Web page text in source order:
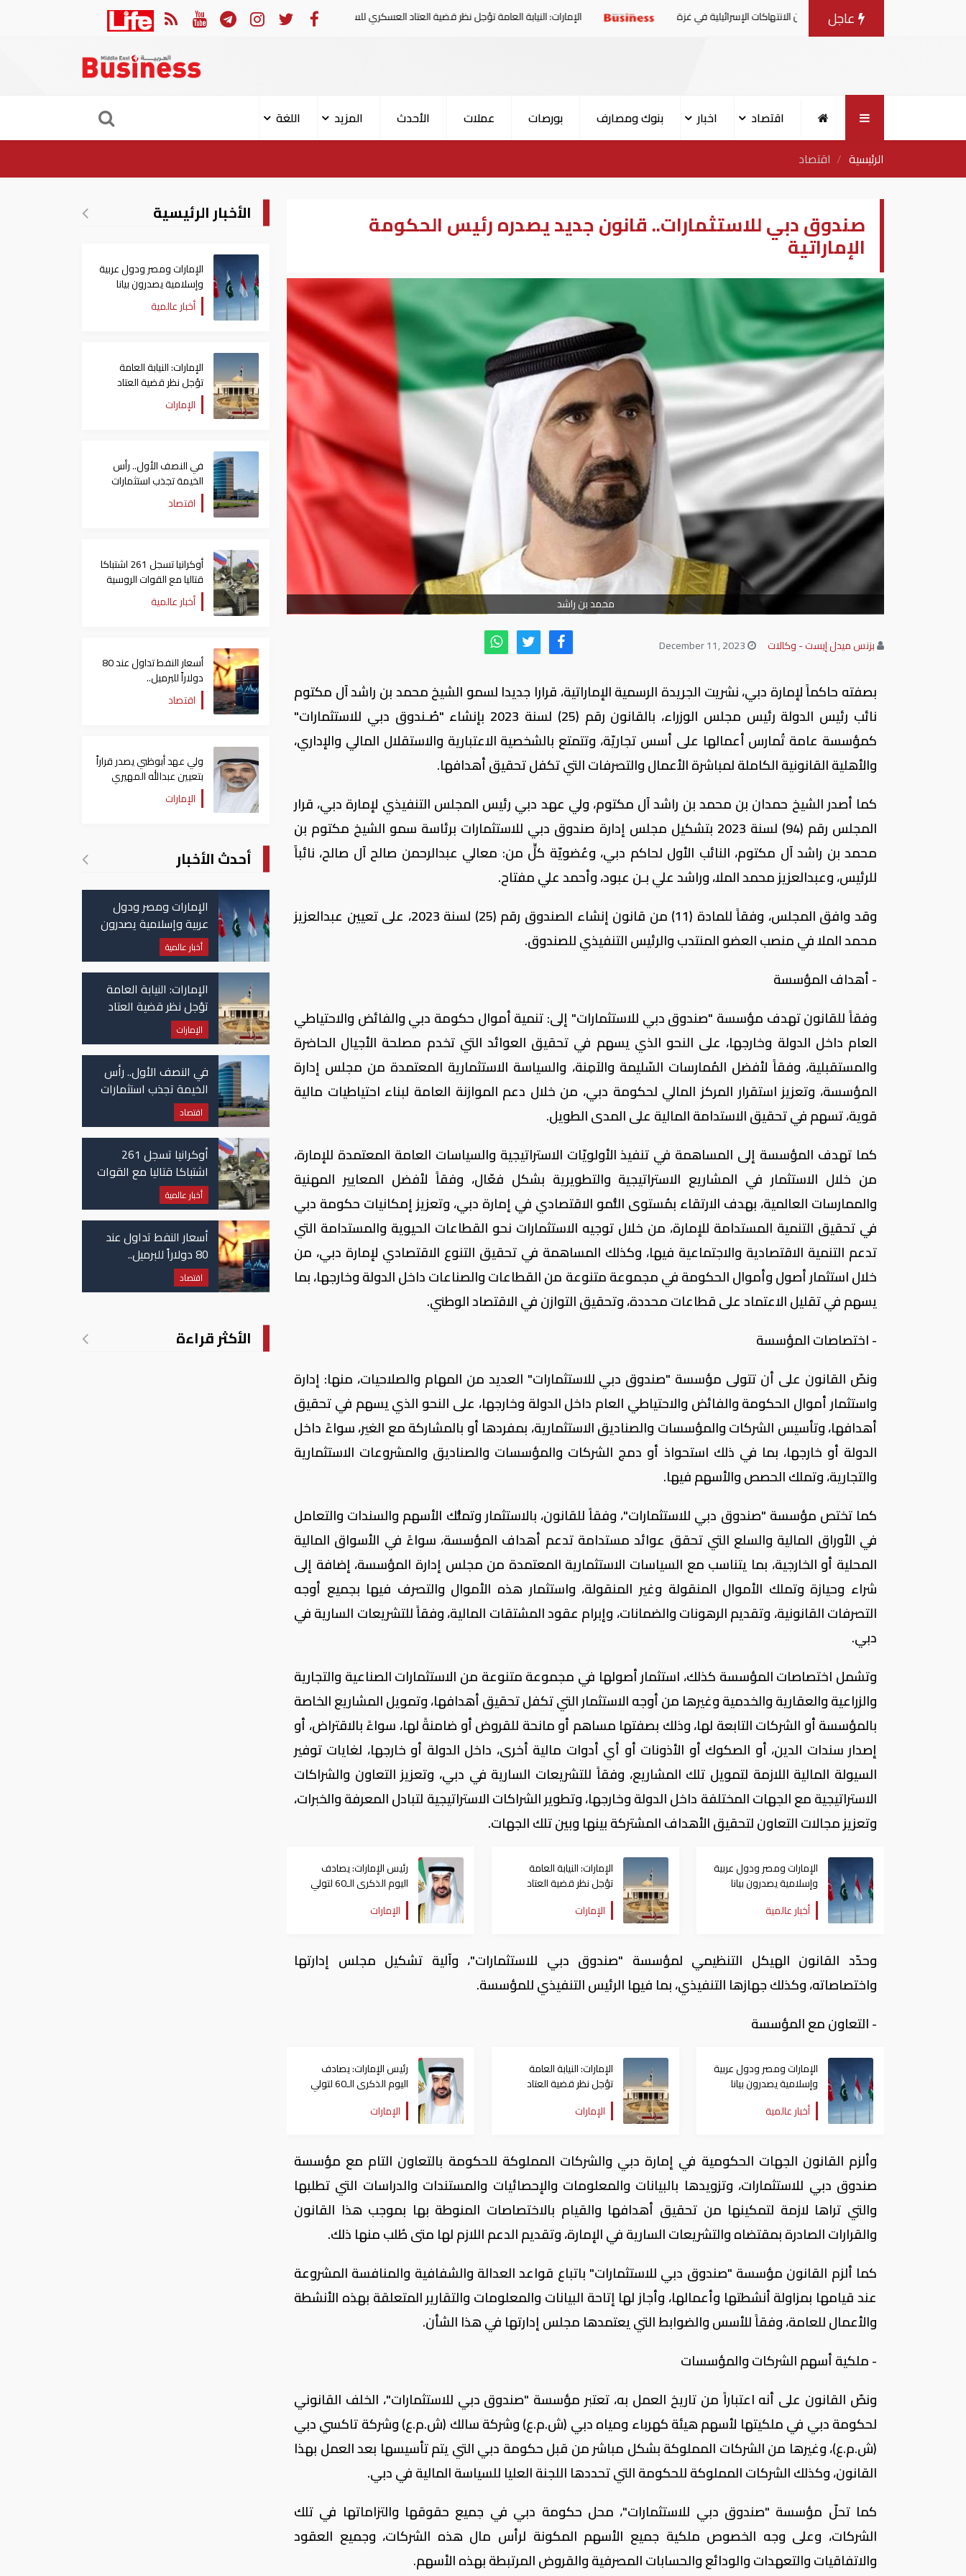
عاجل
بيانا مشتركا بشأن الانتهاكات الإسرائيلية في غزة الإمارات: النيابة العامة تؤجل نظر قضية العتاد العسكري للسودان في النصف الأول.. رأس الخيمة تجذب استثمارات تتجاوز 771 مليون درهم
اقتصاد اخبار بنوك ومصارف بورصات عملات الأحدث المزيد
اللغة
الرئيسية
اقتصاد
صندوق دبي للاستثمارات.. قانون جديد يصدره رئيس الحكومة
الإماراتية
محمد بن راشد
بزنس ميدل إيست - وكالات
بصفته حاكماً لإمارة دبي، نشريت الجريدة الرسمية الإماراتية، قرارا جديدا لسمو الشيخ محمد بن راشد آل مكتوم
نائب رئيس الدولة رئيس مجلس الوزراء، بالقانون رقم (25) لسنة 2023 بإنشاء "صُـندوق دبي للاستثمارات"
كمؤسسة عامة تُمارس أعمالها على أسس تجاريّة، وتتمتع بالشخصية الاعتبارية والاستقلال المالي والإداري،
والأهلية القانونية الكاملة لمباشرة الأعمال والتصرفات التي تكفل تحقيق أهدافها.
كما أصدر الشيخ حمدان بن محمد بن راشد آل مكتوم، ولي عهد دبي رئيس المجلس التنفيذي لإمارة دبي، قرار
المجلس رقم (94) لسنة 2023 بتشكيل مجلس إدارة صندوق دبي للاستثمارات برئاسة سمو الشيخ مكتوم بن
محمد بن راشد آل مكتوم، النائب الأول لحاكم دبي، وعُضويّة كلٍّ من: معالي عبدالرحمن صالح آل صالح، نائباً
للرئيس، وعبدالعزيز محمد الملا، وراشد علي بـن عبود، وأحمد علي مفتاح.
وقد وافق المجلس، وفقاً للمادة (11) من قانون إنشاء الصندوق رقم (25) لسنة 2023، على تعيين عبدالعزيز
محمد الملا في منصب العضو المنتدب والرئيس التنفيذي للصندوق.
- أهداف المؤسسة
وفقاً للقانون تهدف مؤسسة "صندوق دبي للاستثمارات" إلى: تنمية أموال حكومة دبي والفائض والاحتياطي
العام داخل الدولة وخارجها، على النحو الذي يسهم في تحقيق العوائد التي تخدم مصلحة الأجيال الحاضرة
والمستقبلية، وفقاً لأفضل المُمارسات السّليمة والآمِنة، والسياسة الاستثمارية المعتمدة من مجلس إدارة
المؤسسة، وتعزيز استقرار المركز المالي لحكومة دبي، من خلال دعم الموازنة العامة لبناء احتياطيات مالية
قوية، تسهم في تحقيق الاستدامة المالية على المدى الطويل.
كما تهدف المؤسسة إلى المساهمة في تنفيذ الأولويّات الاستراتيجية والسياسات العامة المعتمدة للإمارة،
من خلال الاستثمار في المشاريع الاستراتيجية والتطويرية بشكل فعّال، وفقاً لأفضل المعايير المهنية
والممارسات العالمية، بهدف الارتقاء بمُستوى النُّمو الاقتصادي في إمارة دبي، وتعزيز إمكانيات حكومة دبي
في تحقيق التنمية المستدامة للإمارة، من خلال توجيه الاستثمارات نحو القطاعات الحيوية والمستدامة التي
تدعم التنمية الاقتصادية والاجتماعية فيها، وكذلك المساهمة في تحقيق التنوع الاقتصادي لإمارة دبي، من
خلال استثمار أصول وأموال الحكومة في مجموعة متنوعة من القطاعات والصناعات داخل الدولة وخارجها، بما
يسهم في تقليل الاعتماد على قطاعات محددة، وتحقيق التوازن في الاقتصاد الوطني.
- اختصاصات المؤسسة
ونصّ القانون على أن تتولى مؤسسة "صندوق دبي للاستثمارات" العديد من المهام والصلاحيات، منها: إدارة
واستثمار أموال الحكومة والفائض والاحتياطي العام داخل الدولة وخارجها، على النحو الذي يسهم في تحقيق
أهدافها، وتأسيس الشركات والمؤسسات والصناديق الاستثمارية، بمفردها أو بالمشاركة مع الغير، سواءً داخل
الدولة أو خارجها، بما في ذلك استحواذ أو دمج الشركات والمؤسسات والصناديق والمشروعات الاستثمارية
والتجارية، وتملك الحصص والأسهم فيها.
كما تختص مؤسسة "صندوق دبي للاستثمارات"، وفقاً للقانون، بالاستثمار وتملُّك الأسهم والسندات والتعامل
في الأوراق المالية والسلع التي تحقق عوائد مستدامة تدعم أهداف المؤسسة، سواءً في الأسواق المالية
المحلية أو الخارجية، بما يتناسب مع السياسات الاستثمارية المعتمدة من مجلس إدارة المؤسسة، إضافة إلى
شراء وحيازة وتملك الأموال المنقولة وغير المنقولة، واستثمار هذه الأموال والتصرف فيها بجميع أوجه
التصرفات القانونية، وتقديم الرهونات والضمانات، وإبرام عقود المشتقات المالية، وفقاً للتشريعات السارية في
دبي.
وتشمل اختصاصات المؤسسة كذلك، استثمار أصولها في مجموعة متنوعة من الاستثمارات الصناعية والتجارية
والزراعية والعقارية والخدمية وغيرها من أوجه الاستثمار التي تكفل تحقيق أهدافها، وتمويل المشاريع الخاصة
بالمؤسسة أو الشركات التابعة لها، وذلك بصفتها مساهم أو مانحة للقروض أو ضامنةً لها، سواءً بالاقتراض، أو
إصدار سندات الدين، أو الصكوك أو الأذونات أو أي أدوات مالية أخرى، داخل الدولة أو خارجها، لغايات توفير
السيولة المالية اللازمة لتمويل تلك المشاريع، وفقاً للتشريعات السارية في دبي، وتعزيز التعاون والشراكات
الاستراتيجية مع الجهات المختلفة داخل الدولة وخارجها، وتطوير الشراكات الاستراتيجية لتبادل المعرفة والخبرات،
وتعزيز مجالات التعاون لتحقيق الأهداف المشتركة بينها وبين تلك الجهات.
الإمارات ومصر ودول عربية
وإسلامية يصدرون بيانا
مشتركا بشأن الانتهاكات
الإسرائيلية في غزة
أخبار عالمية
الإمارات: النيابة العامة
تؤجل نظر قضية العتاد
العسكري للسودان
الإمارات
رئيس الإمارات: يصادف
اليوم الذكرى الـ60 لتولي
الشيخ زايد حكم أبوظبي
الإمارات
وحدّد القانون الهيكل التنظيمي لمؤسسة "صندوق دبي للاستثمارات"، وآلية تشكيل مجلس إدارتها
واختصاصاته، وكذلك جهازها التنفيذي، بما فيها الرئيس التنفيذي للمؤسسة.
- التعاون مع المؤسسة
الإمارات ومصر ودول عربية
وإسلامية يصدرون بيانا
مشتركا بشأن الانتهاكات
الإسرائيلية في غزة
أخبار عالمية
الإمارات: النيابة العامة
تؤجل نظر قضية العتاد
العسكري للسودان
الإمارات
رئيس الإمارات: يصادف
اليوم الذكرى الـ60 لتولي
الشيخ زايد حكم أبوظبي
الإمارات
وألزم القانون الجهات الحكومية في إمارة دبي والشركات المملوكة للحكومة بالتعاون التام مع مؤسسة
صندوق دبي للاستثمارات، وتزويدها بالبيانات والمعلومات والإحصائيات والمستندات والدراسات التي تطلبها
والتي تراها لازمة لتمكينها من تحقيق أهدافها والقيام بالاختصاصات المنوطة بها بموجب هذا القانون
والقرارات الصادرة بمقتضاه والتشريعات السارية في الإمارة، وتقديم الدعم اللازم لها متى طُلب منها ذلك.
كما ألزم القانون مؤسسة "صندوق دبي للاستثمارات" باتباع قواعد العدالة والشفافية والمنافسة المشروعة
عند قيامها بمزاولة أنشطتها وأعمالها، وأجاز لها إتاحة البيانات والمعلومات والتقارير المتعلقة بهذه الأنشطة
والأعمال للعامة، وفقاً للأسس والضوابط التي يعتمدها مجلس إدارتها في هذا الشأن.
- ملكية أسهم الشركات والمؤسسات
ونصّ القانون على أنه اعتباراً من تاريخ العمل به، تعتبر مؤسسة "صندوق دبي للاستثمارات"، الخلف القانوني
لحكومة دبي في ملكيتها لأسهم هيئة كهرباء ومياه دبي (ش.م.ع) وشركة سالك (ش.م.ع) وشركة تاكسي دبي
(ش.م.ع)، وغيرها من الشركات المملوكة بشكل مباشر من قبل حكومة دبي التي يتم تأسيسها بعد العمل بهذا
القانون، وكذلك الشركات المملوكة للحكومة التي تحددها اللجنة العليا للسياسة المالية في دبي.
كما تحلّ مؤسسة "صندوق دبي للاستثمارات"، محل حكومة دبي في جميع حقوقها والتزاماتها في تلك
الشركات، وعلى وجه الخصوص ملكية جميع الأسهم المكونة لرأس مال هذه الشركات، وجميع العقود
والاتفاقيات والتعهدات والودائع والحسابات المصرفية والقروض المرتبطة بهذه الأسهم.
الأخبار الرئيسية
الإمارات ومصر ودول عربية
وإسلامية يصدرون بيانا
مشتركا بشأن الانتهاكات
الإسرائيلية في غزة
أخبار عالمية
الإمارات: النيابة العامة
تؤجل نظر قضية العتاد
العسكري للسودان
الإمارات
في النصف الأول.. رأس
الخيمة تجذب استثمارات
تتجاوز 771 مليون درهماقتصاد
أوكرانيا تسجل 261 اشتباكا
قتاليا مع القوات الروسية
أخبار عالمية
أسعار النفط تداول عند 80
دولاراً للبرميل..
وتراجع الأسهم الأمريكية
اقتصاد
ولي عهد أبوظبي يصدر قراراً
بتعيين عبدالله المهيري
رئيسا لـ"أبوظبي للتراث"
الإمارات
أحدث الأخبار
الإمارات ومصر ودول
عربية وإسلامية يصدرون
بيانا مشتركا بشأن
الانتهاكات الإسرائيلية
في غزة
أخبار عالمية
الإمارات: النيابة العامة
تؤجل نظر قضية العتاد
العسكري للسودان
الإمارات
في النصف الأول.. رأس
الخيمة تجذب استثمارات
تتجاوز 771 مليون درهم
اقتصاد
أوكرانيا تسجل 261
اشتباكا قتاليا مع القوات
الروسية
أخبار عالمية
أسعار النفط تداول عند
80 دولاراً للبرميل..
وتراجع الأسهم
الأمريكية
اقتصاد
الأكثر قراءة